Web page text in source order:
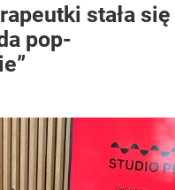
stała się
pop-